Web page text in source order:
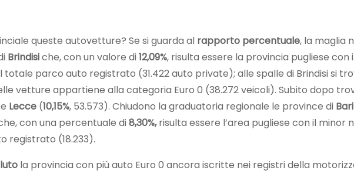
queste autovetture? Se si guarda al rapporto percentuale, la maglia
Brindisiche, con un valore di12,09%, risulta essere la provincia pugliese con
totale parco auto registrato (31.422 auto private); alle spalle di Brindisi si
vetture appartiene alla categoria Euro 0 (38.272 veicoli). Subito dopo
Lecce (10,15%, 53.573). Chiudono la graduatoria regionale le province di Bari
con una percentuale di8,30%,risulta essere l’area pugliese con il minor
registrato (18.233).
la provincia con più auto Euro 0 ancora iscritte nei registri della